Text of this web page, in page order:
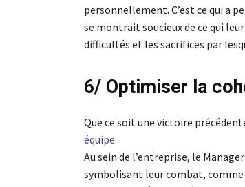
personnellement. C’est ce qui a
se montrait soucieux de ce qui
difficultés et les sacrifices par
6/ Optimiser la
Que ce soit une victoire
équipe.
Au sein de l’entreprise, le
symbolisant leur combat,